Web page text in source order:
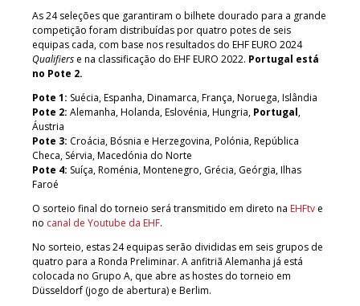
As 24 seleções que garantiram o bilhete dourado para a grande
competição foram distribuídas por quatro potes de seis
equipas cada, com base nos resultados do EHF EURO 2024
Qualifiers e na classificação do EHF EURO 2022. Portugal está
no Pote 2.
Pote 1: Suécia, Espanha, Dinamarca, França, Noruega, Islândia
Pote 2: Alemanha, Holanda, Eslovénia, Hungria, Portugal,
Áustria
Pote 3: Croácia, Bósnia e Herzegovina, Polónia, República
Checa, Sérvia, Macedónia do Norte
Pote 4: Suíça, Roménia, Montenegro, Grécia, Geórgia, Ilhas
Faroé
O sorteio final do torneio será transmitido em direto na EHFtv e
no canal de Youtube da EHF.
No sorteio, estas 24 equipas serão divididas em seis grupos de
quatro para a Ronda Preliminar. A anfitriã Alemanha já está
colocada no Grupo A, que abre as hostes do torneio em
Düsseldorf (jogo de abertura) e Berlim.